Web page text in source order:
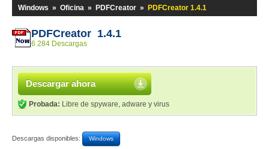
Windows » Oficina » PDFCreator » PDFCreator 1.4.1
PDFCreator 1.4.1
6 284 Descargas
Descargar ahora
Probada: Libre de spyware, adware y virus
Descargas disponibles: Windows